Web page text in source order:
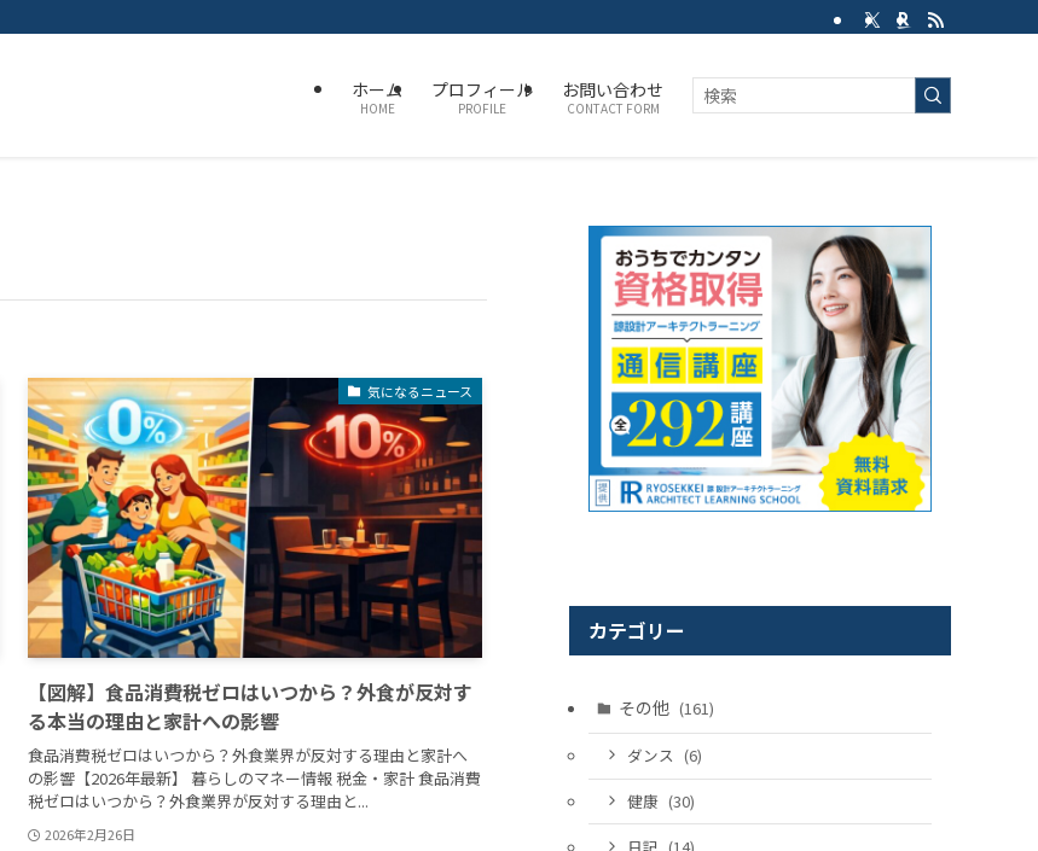
ホーム
HOME
プロフィール
PROFILE
お問い合わせ
CONTACT FORM
気になるニュース
【図解】食品消費税ゼロはいつから？外食が反対す
る本当の理由と家計への影響
食品消費税ゼロはいつから？外食業界が反対する理由と家計へ
の影響【2026年最新】 暮らしのマネー情報 税金・家計 食品消費
税ゼロはいつから？外食業界が反対する理由と...
2026年2月26日
カテゴリー
その他 (161)
ダンス (6)
健康 (30)